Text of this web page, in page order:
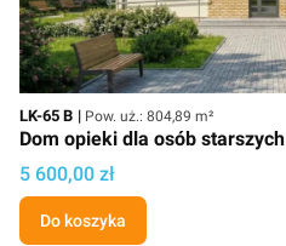
Kod
LK-65 B Powierzchnia użytkowa
Pow. uż.: 804,89 m²
Dom opieki dla osób starszych
Cena projektu
5 600,00 zł
Do koszyka